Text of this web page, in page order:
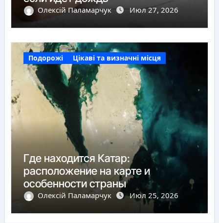
Олексій Паламарчук Июл 27, 2026
Подорожі Цікаві та визначні місця
Где находится Катар:
расположение на карте и
особенности страны
Олексій Паламарчук Июл 25, 2026